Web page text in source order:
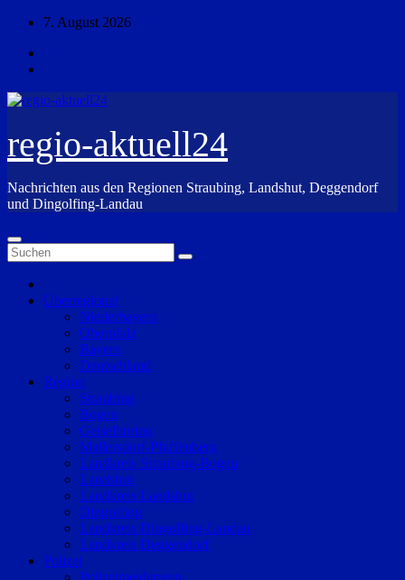
Zum
springen
7. August 2026
regio-aktuell24
Nachrichten aus den Regionen Straubing, Landshut, Deggendorf
und Dingolfing-Landau
Überregional
Niederbayern
Oberpfalz
Bayern
Deutschland
Region
Straubing
Bogen
Geiselhöring
Mallersdorf-Pfaffenberg
Landkreis Straubing-Bogen
Landshut
Landkreis Landshut
Dingolfing
Landkreis Dingolfing-Landau
Landkreis Deggendorf
Polizei
Polizeimeldungen